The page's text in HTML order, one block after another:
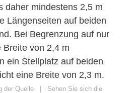
daher mindestens 2,5 m
Längenseiten auf beiden
Bei Begrenzung auf nur
Breite von 2,4 m
ein Stellplatz auf beiden
eine Breite von 2,3 m.
der Quelle | Sehen Sie sich die